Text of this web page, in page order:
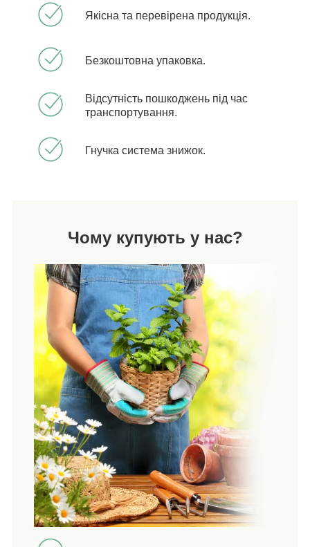
Якісна та перевірена продукція.
Безкоштовна упаковка.
Відсутність пошкоджень під час
транспортування.
Гнучка система знижок.
Чому купують у нас?